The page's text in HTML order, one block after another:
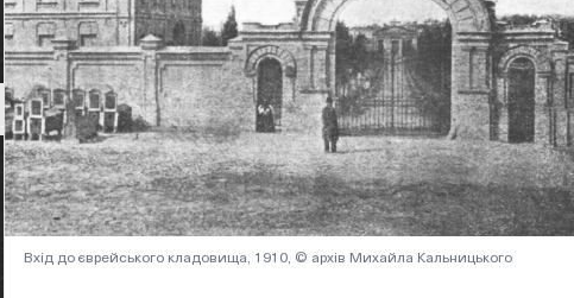
Вхід до єврейського кладовища, 1910, © архів Михайла Кальницького